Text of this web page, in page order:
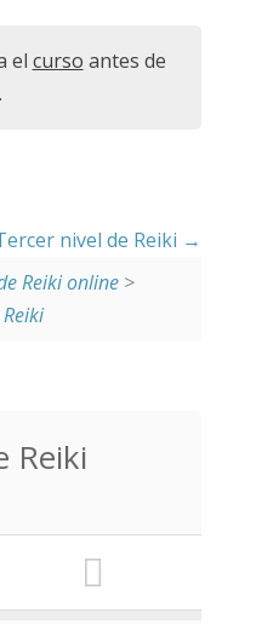
el curso antes de
nivel de Reiki
Reiki online>
Reiki